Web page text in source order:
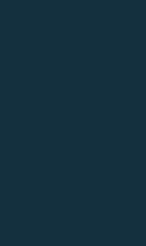
כלל עירונית, באזור שלא ניתן להוציא בו
הזכויות מכוח התכניות הכלל עירוניות
בנסיבות אלה, לא קם חיוב היטל השבחה
שאושרה בתקופה שבה לא היה ניתן
במקרקעין, מאחר שכלל לא ניתן
הגם שלא ניתן להוציא מכוחה היתרי
היא אירוע השבחה
מכוח התכניות הנושאיות, שכן היא כוללת
הקרקע השונים וכן טבלת זכויות מפורטת,
לאור האמור לעיל, שמשאושרה תכנית
ניצולן של זכויות משביחות מכוח
אך עולה לפיכך השאלה,
לעניין חיוב זה ? האם הוא במועד